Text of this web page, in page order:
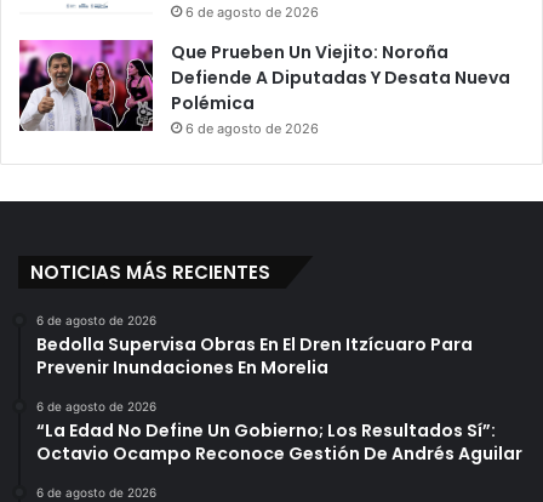
6 de agosto de 2026
Que Prueben Un Viejito: Noroña
Defiende A Diputadas Y Desata Nueva
Polémica
6 de agosto de 2026
NOTICIAS MÁS RECIENTES
6 de agosto de 2026
Bedolla Supervisa Obras En El Dren Itzícuaro Para
Prevenir Inundaciones En Morelia
6 de agosto de 2026
“La Edad No Define Un Gobierno; Los Resultados Sí”:
Octavio Ocampo Reconoce Gestión De Andrés Aguilar
6 de agosto de 2026